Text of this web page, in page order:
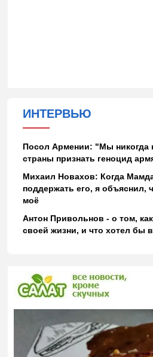
ИНТЕРВЬЮ
Посол Армении: "Мы никогда
страны признать геноцид
Михаил Новахов: Когда
поддержать его, я объяснил,
моё
Антон Привольнов - о том,
своей жизни, и что хотел бы